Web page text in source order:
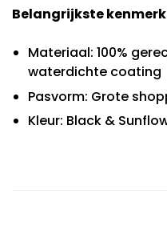
Belangrijkste
Materiaal: 100%
waterdichte coating
Pasvorm: Grote
Kleur: Black &